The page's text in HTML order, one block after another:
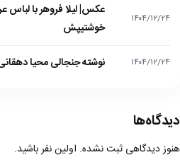
۱۴۰۴/۱۲/۲۴
عکس| لیلا فروهر با لباس
خوشتیپش
۱۴۰۴/۱۲/۲۴ نوشته جنجالی محیا
دیدگاه‌ها
هنوز دیدگاهی ثبت نشده. اولین نفر باشید.